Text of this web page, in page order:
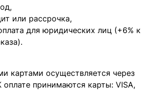
или рассрочка,
для юридических лиц (+6% к
картами осуществляется через
принимаются карты: VISA,